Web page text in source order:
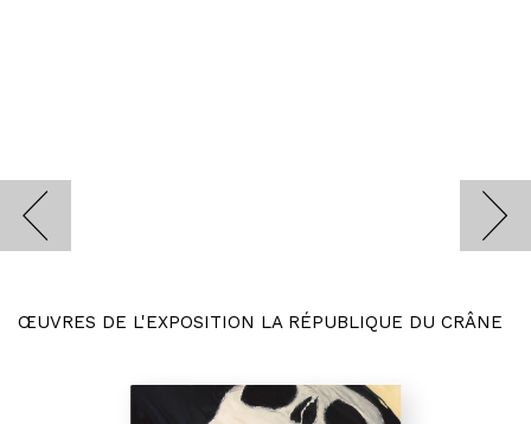
ŒUVRES DE L'EXPOSITION LA RÉPUBLIQUE DU CRÂNE